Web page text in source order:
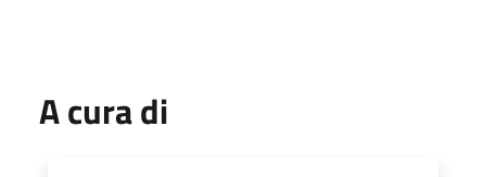
A cura di